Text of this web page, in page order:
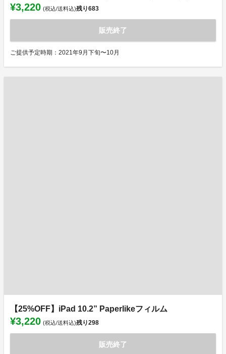
¥3,220 (税込/送料込)残り683
販売終了
ご提供予定時期：2021年9月下旬〜10月
【25%OFF】iPad 10.2” Paperlikeフィルム
¥3,220 (税込/送料込)残り298
販売終了